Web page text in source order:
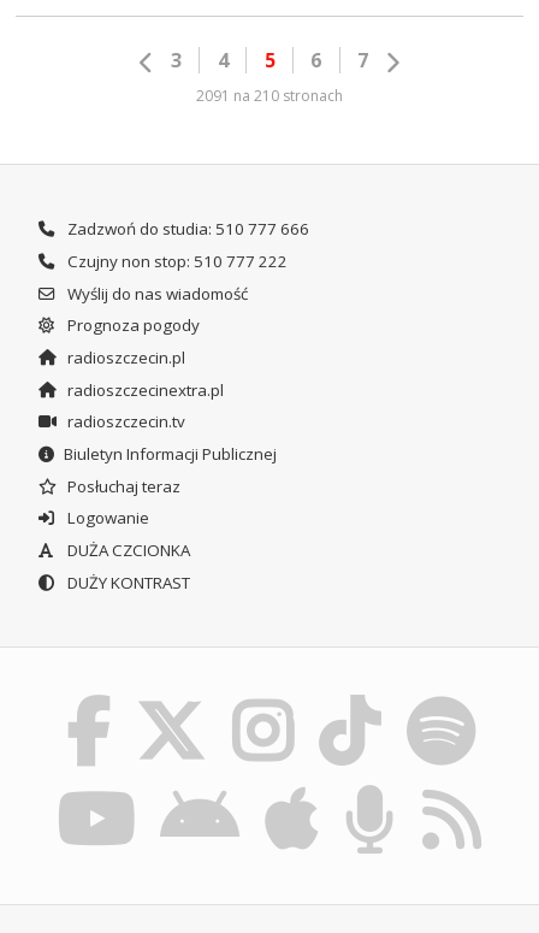
3 4 5 6 7
2091 na 210 stronach
Zadzwoń do studia: 510 777 666
Czujny non stop: 510 777 222
Wyślij do nas wiadomość
Prognoza pogody
radioszczecin.pl
radioszczecinextra.pl
radioszczecin.tv
Biuletyn Informacji Publicznej
Posłuchaj teraz
Logowanie
DUŻA CZCIONKA
DUŻY KONTRAST